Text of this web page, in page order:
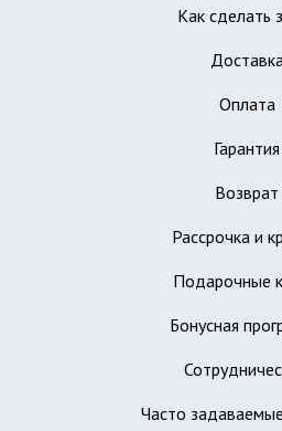
Как сделать
Оплата
Гарантия
Возврат
Рассрочка и
Подарочные
Бонусная
Часто